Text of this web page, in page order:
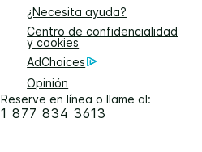
¿Necesita ayuda?
Centro de confidencialidad
y cookies
AdChoices
Opinión
Reserve en línea o llame al:
1 877 834 3613